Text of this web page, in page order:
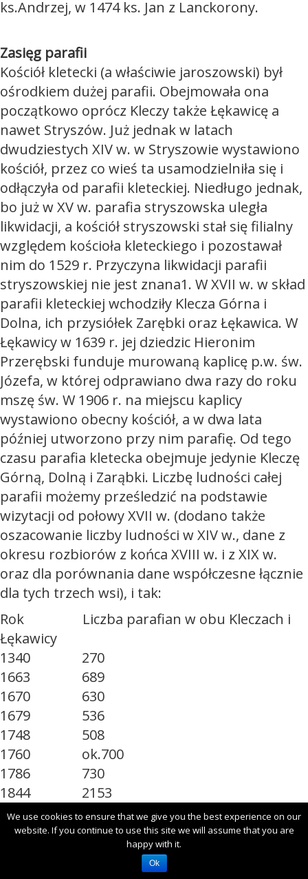
ks.Andrzej, w 1474 ks. Jan z Lanckorony.
Zasięg parafii
Kościół kletecki (a właściwie jaroszowski) był
ośrodkiem dużej parafii. Obejmowała ona
początkowo oprócz Kleczy także Łękawicę a
nawet Stryszów. Już jednak w latach
dwudziestych XIV w. w Stryszowie wystawiono
kościół, przez co wieś ta usamodzielniła się i
odłączyła od parafii kleteckiej. Niedługo jednak,
bo już w XV w. parafia stryszowska uległa
likwidacji, a kościół stryszowski stał się filialny
względem kościoła kleteckiego i pozostawał
nim do 1529 r. Przyczyna likwidacji parafii
stryszowskiej nie jest znana1. W XVII w. w skład
parafii kleteckiej wchodziły Klecza Górna i
Dolna, ich przysiółek Zarębki oraz Łękawica. W
Łękawicy w 1639 r. jej dziedzic Hieronim
Przerębski funduje murowaną kaplicę p.w. św.
Józefa, w której odprawiano dwa razy do roku
mszę św. W 1906 r. na miejscu kaplicy
wystawiono obecny kościół, a w dwa lata
później utworzono przy nim parafię. Od tego
czasu parafia kletecka obejmuje jedynie Kleczę
Górną, Dolną i Zarąbki. Liczbę ludności całej
parafii możemy prześledzić na podstawie
wizytacji od połowy XVII w. (dodano także
oszacowanie liczby ludności w XIV w., dane z
okresu rozbiorów z końca XVIII w. i z XIX w.
oraz dla porównania dane współczesne łącznie
dla tych trzech wsi), i tak:
Rok Liczba parafian w obu Kleczach i
Łękawicy
1340 270
1663 689
1670 630
1679 536
1748 508
1760 ok.700
1786 730
1844 2153
1864 1994
1879 2376
We use cookies to ensure that we give you the best experience on our
website. If you continue to use this site we will assume that you are
happy with it.
Ok